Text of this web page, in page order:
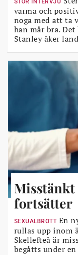
STOR INTERVJU
varma och
noga med att ta
han mår bra.
Stanley åker
fortsätter
SEXUALBROTT En
rullas upp inom
Skellefteå är
begåtts under